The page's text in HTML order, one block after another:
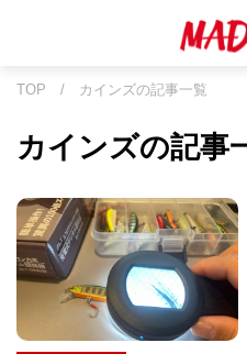
TOP / カインズの記事一覧
カインズの記事